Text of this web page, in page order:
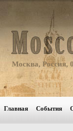
Москва, Россия,
Главная События